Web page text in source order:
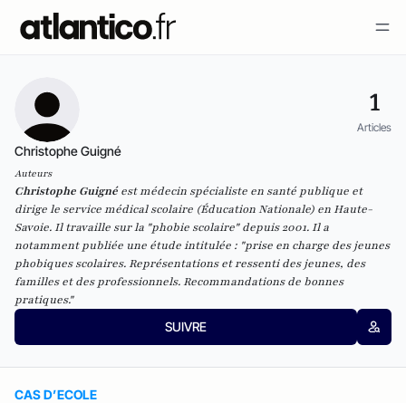
1
Articles
Christophe Guigné
Auteurs
Christophe Guignéest médecin spécialiste en santé publique et
dirige le service médical scolaire (Éducation Nationale) en Haute-
Savoie. Il travaille sur la "phobie scolaire" depuis 2001. Il a
notamment publiée une étude intitulée : "prise en charge des jeunes
phobiques scolaires. Représentations et ressenti des jeunes, des
familles et des professionnels. Recommandations de bonnes
pratiques."
SUIVRE
CAS D’ECOLE